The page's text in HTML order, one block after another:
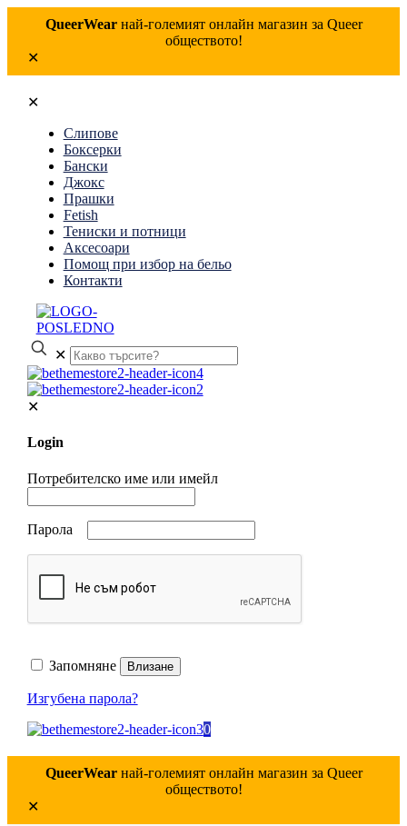
QueerWearнай-големият онлайн магазин за Queer
обществото!
✕
✕
Слипове
Боксерки
Бански
Джокс
Прашки
Fetish
Тениски и потници
Аксесоари
Помощ при избор на бельо
Контакти
✕
✕
Login
Потребителско име или имейл
Парола
Запомняне Влизане
Изгубена парола?
0
QueerWearнай-големият онлайн магазин за Queer
обществото!
✕